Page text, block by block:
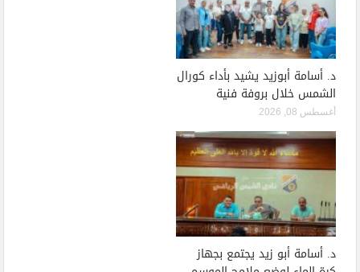
د. أسامة أبوزيد يشيد بأداء كورال
الشمس خلال بروفة فنية
أغسطس 08, 2026
د. أسامة أبو زيد يجتمع بجهاز